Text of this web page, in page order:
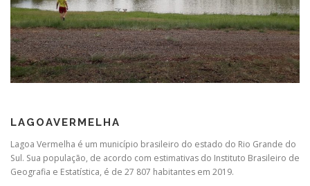
LAGOAVERMELHA
Lagoa Vermelha é um município brasileiro do estado do Rio Grande do
Sul. Sua população, de acordo com estimativas do Instituto Brasileiro de
Geografia e Estatística, é de 27 807 habitantes em 2019.